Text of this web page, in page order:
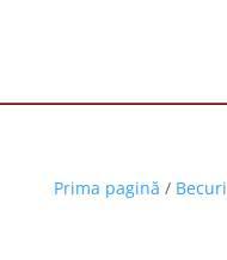
Prima pagină / Becuri